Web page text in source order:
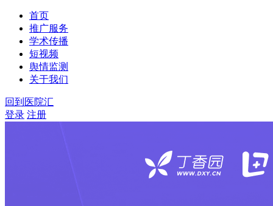
首页
推广服务
学术传播
短视频
舆情监测
关于我们
回到医院汇
登录 注册